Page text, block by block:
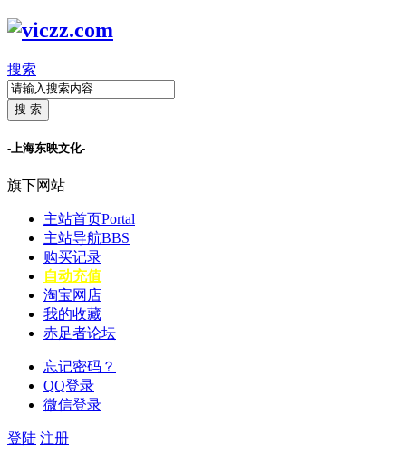
搜索
搜 索
-上海东映文化-
旗下网站
主站首页Portal
主站导航BBS
购买记录
自动充值
淘宝网店
我的收藏
赤足者论坛
忘记密码？
QQ登录
微信登录
登陆 注册